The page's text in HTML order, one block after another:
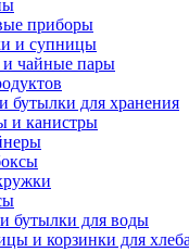
приборы
и супницы
чайные пары
бутылки для хранения
и канистры
бутылки для воды
и корзинки для хлеба